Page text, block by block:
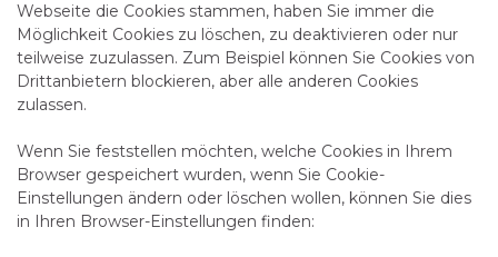
Webseite die Cookies stammen, haben Sie immer die
Möglichkeit Cookies zu löschen, zu deaktivieren oder nur
teilweise zuzulassen. Zum Beispiel können Sie Cookies von
Drittanbietern blockieren, aber alle anderen Cookies
zulassen.
Wenn Sie feststellen möchten, welche Cookies in Ihrem
Browser gespeichert wurden, wenn Sie Cookie-
Einstellungen ändern oder löschen wollen, können Sie dies
in Ihren Browser-Einstellungen finden: